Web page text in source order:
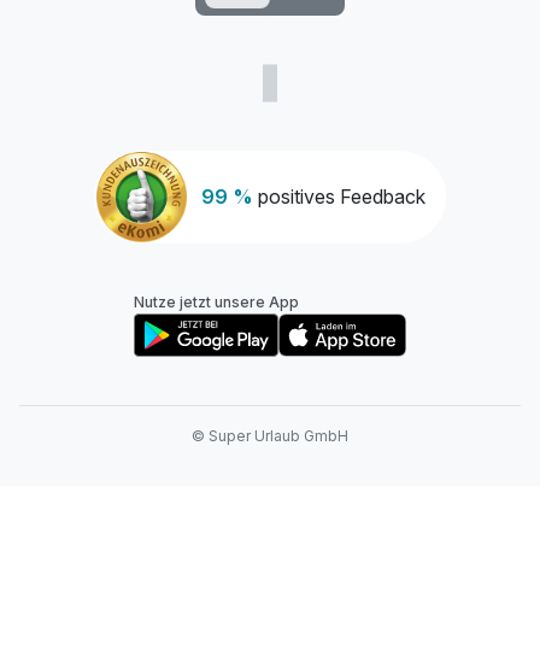
99 % positives Feedback
Nutze jetzt unsere App
© Super Urlaub GmbH